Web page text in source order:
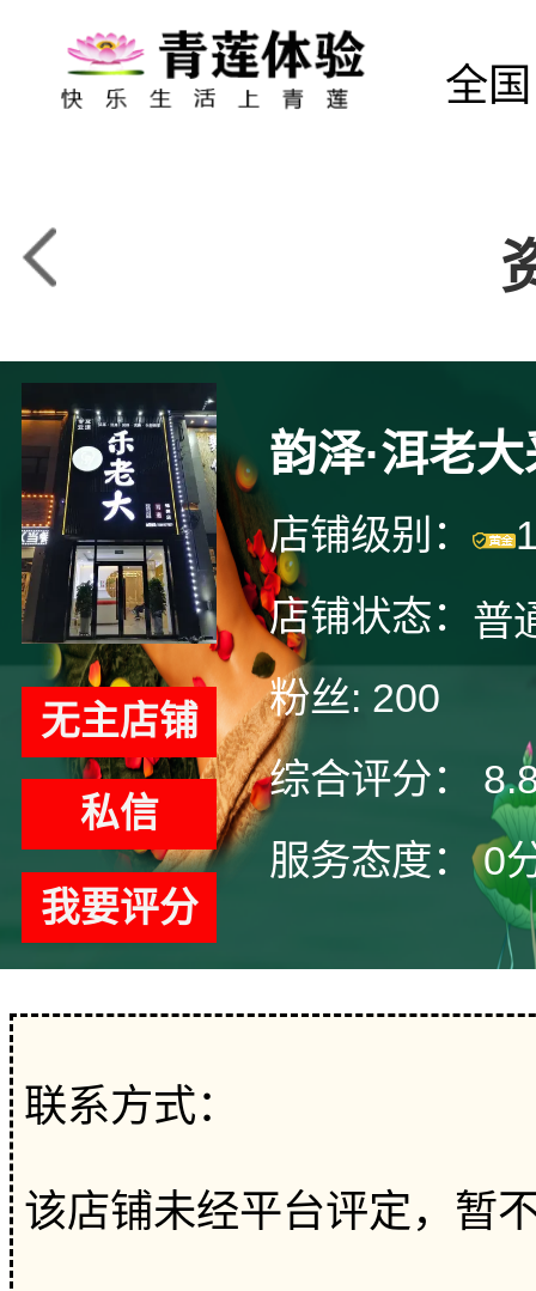
全国
无主店铺
私信
我要评分
韵泽·洱老
店铺级别：
店铺状态： 普
粉丝: 200
综合评分：
服务态度： 0
联系方式：
该店铺未经平台评定，暂